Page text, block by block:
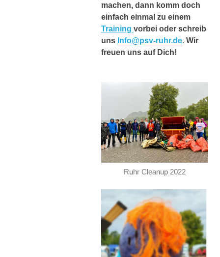
machen, dann komm doch
einfach einmal zu einem
Training vorbei oder schreib
uns Info@psv-ruhr.de. Wir
freuen uns auf Dich!
Ruhr Cleanup 2022